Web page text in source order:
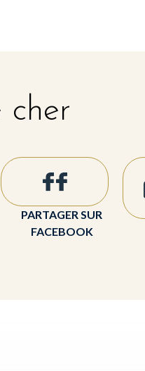
cher
PARTAGER SUR
FACEBOOK